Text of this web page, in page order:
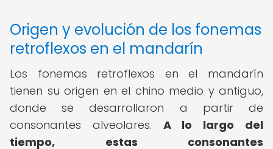
Origen y evolución de los fonemas
retroflexos en el mandarín
Los fonemas retroflexos en el mandarín
tienen su origen en el chino medio y antiguo,
donde se desarrollaron a partir de
consonantes alveolares. A lo largo del
tiempo, estas consonantes